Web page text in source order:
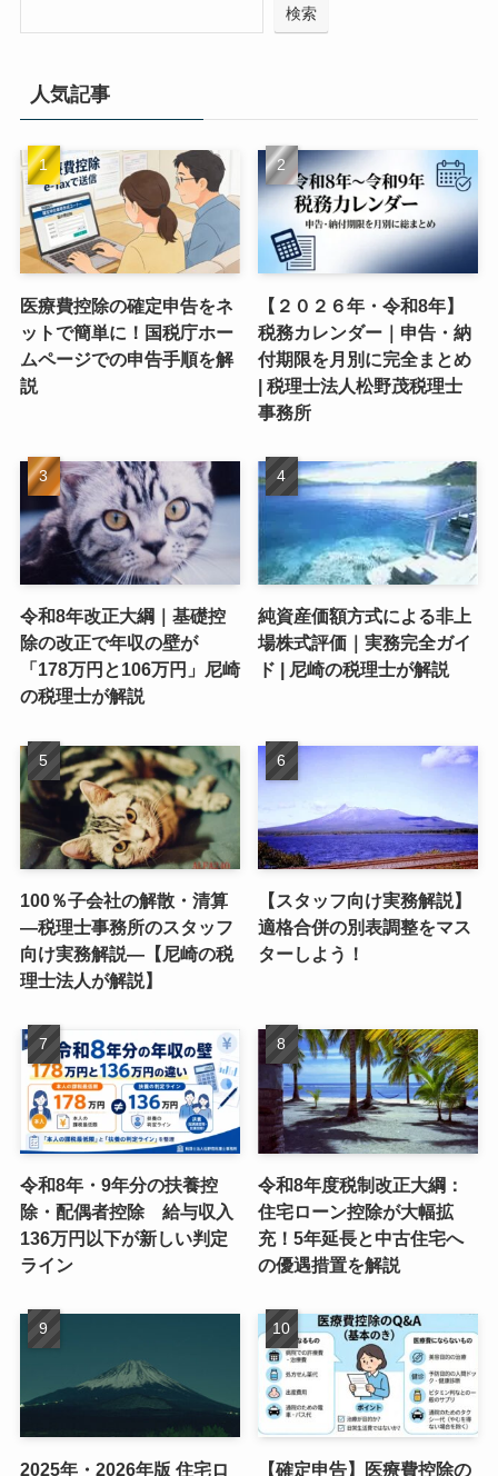
検索
人気記事
医療費控除の確定申告をネ
ットで簡単に！国税庁ホー
ムページでの申告手順を解
説
【２０２６年・令和8年】
税務カレンダー｜申告・納
付期限を月別に完全まとめ
| 税理士法人松野茂税理士
事務所
令和8年改正大綱｜基礎控
除の改正で年収の壁が
「178万円と106万円」尼崎
の税理士が解説
純資産価額方式による非上
場株式評価｜実務完全ガイ
ド | 尼崎の税理士が解説
100％子会社の解散・清算
―税理士事務所のスタッフ
向け実務解説―【尼崎の税
理士法人が解説】
【スタッフ向け実務解説】
適格合併の別表調整をマス
ターしよう！
令和8年・9年分の扶養控
除・配偶者控除 給与収入
136万円以下が新しい判定
ライン
令和8年度税制改正大綱：
住宅ローン控除が大幅拡
充！5年延長と中古住宅へ
の優遇措置を解説
2025年・2026年版 住宅ロ 【確定申告】医療費控除の